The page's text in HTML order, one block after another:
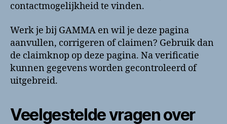
contactmogelijkheid te vinden.
Werk je bij GAMMA en wil je deze pagina
aanvullen, corrigeren of claimen? Gebruik dan
de claimknop op deze pagina. Na verificatie
kunnen gegevens worden gecontroleerd of
uitgebreid.
Veelgestelde vragen over